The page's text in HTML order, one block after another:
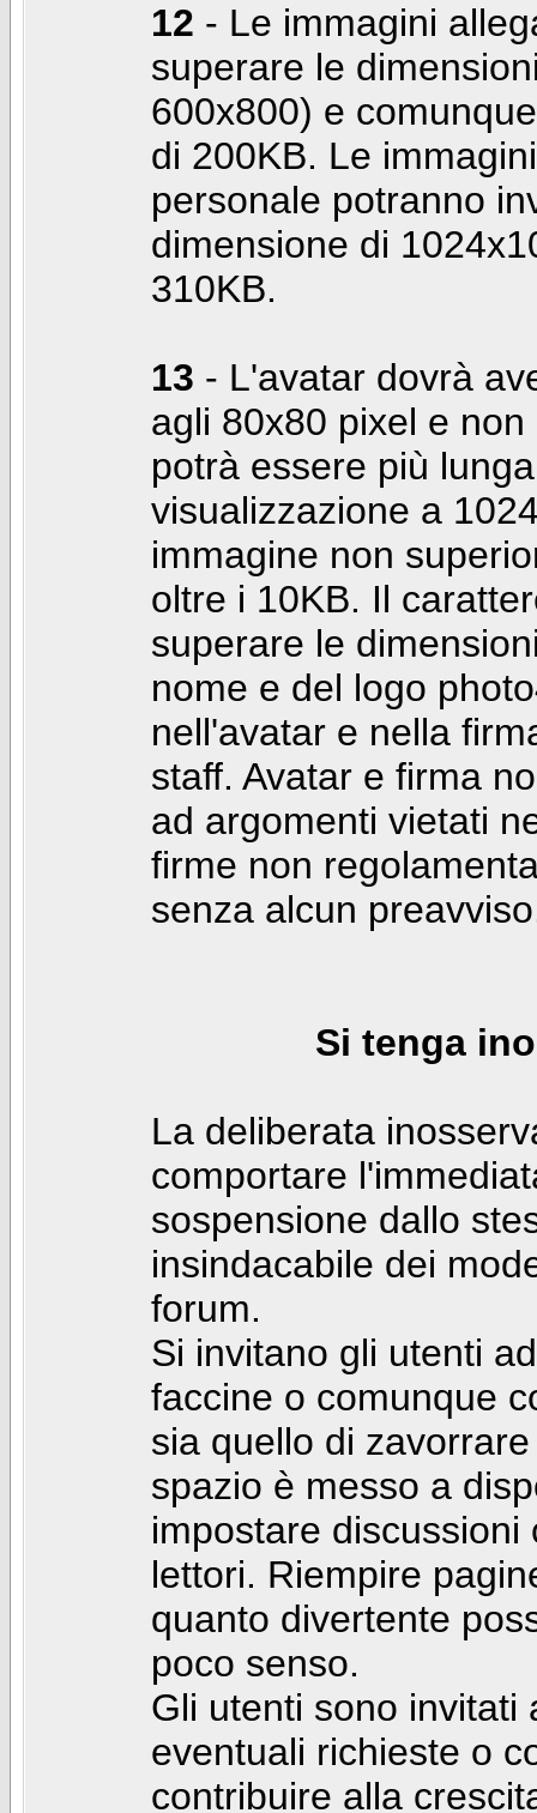
12 - Le immagini
superare le
600x800) e
di 200KB. Le
personale potranno
dimensione di
310KB.
13 - L'avatar dovrà
agli 80x80 pixel e
potrà essere più
visualizzazione a
immagine non
oltre i 10KB. Il
superare le
nome e del logo
nell'avatar e nella
staff. Avatar e firma
ad argomenti vietati
firme non
senza alcun
Si tenga
La deliberata
comportare
sospensione dallo
insindacabile dei
forum.
Si invitano gli utenti
faccine o comunque
sia quello di
spazio è messo a
impostare
lettori. Riempire
quanto divertente
poco senso.
Gli utenti sono invitati
eventuali richieste o
contribuire alla